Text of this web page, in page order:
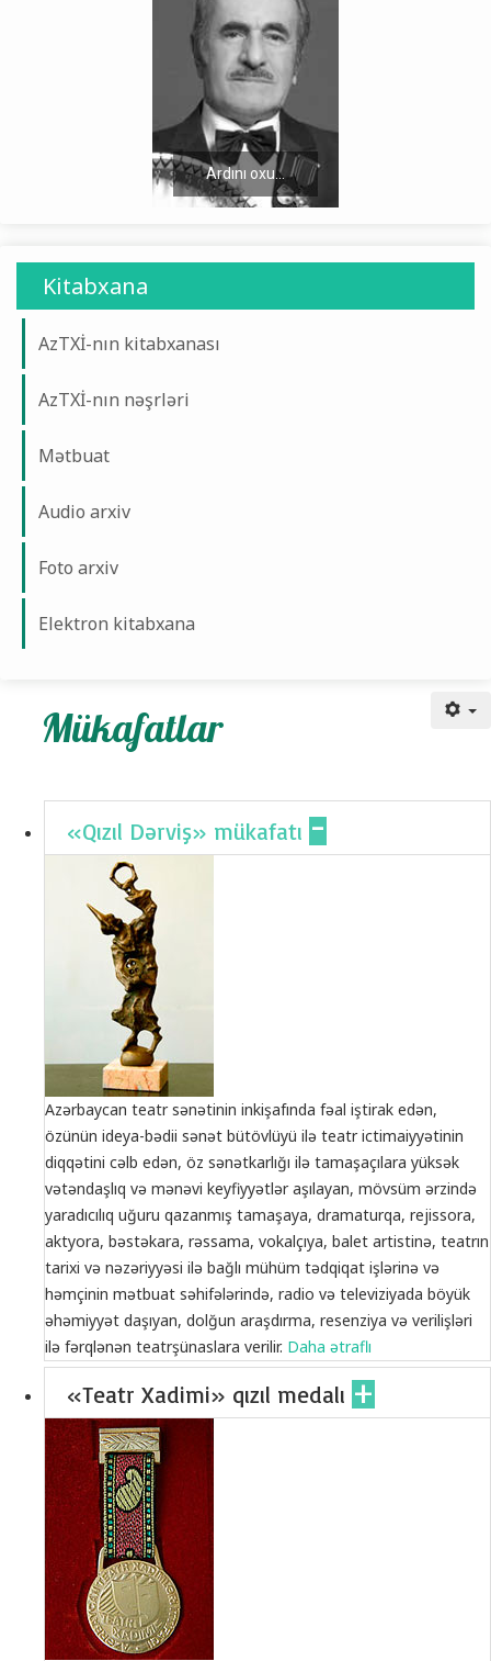
Ardını oxu...
Kitabxana
AzTXİ-nın kitabxanası
AzTXİ-nın nəşrləri
Mətbuat
Audio arxiv
Foto arxiv
Elektron kitabxana
Mükafatlar
«Qızıl Dərviş» mükafatı
Azərbaycan teatr sənətinin inkişafında fəal iştirak edən,
özünün ideya-bədii sənət bütövlüyü ilə teatr ictimaiyyətinin
diqqətini cəlb edən, öz sənətkarlığı ilə tamaşaçılara yüksək
vətəndaşlıq və mənəvi keyfiyyətlər aşılayan, mövsüm ərzində
yaradıcılıq uğuru qazanmış tamaşaya, dramaturqa, rejissora,
aktyora, bəstəkara, rəssama, vokalçıya, balet artistinə, teatrın
tarixi və nəzəriyyəsi ilə bağlı mühüm tədqiqat işlərinə və
həmçinin mətbuat səhifələrində, radio və televiziyada böyük
əhəmiyyət daşıyan, dolğun araşdırma, resenziya və verilişləri
ilə fərqlənən teatrşünaslara verilir. Daha ətraflı
«Teatr Xadimi» qızıl medalı